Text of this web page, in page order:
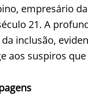
empresário
21. A
inclusão,
aos suspiros